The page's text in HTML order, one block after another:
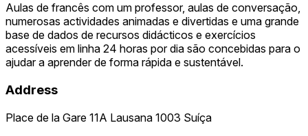
Aulas de francês com um professor, aulas de conversação,
numerosas actividades animadas e divertidas e uma grande
base de dados de recursos didácticos e exercícios
acessíveis em linha 24 horas por dia são concebidas para o
ajudar a aprender de forma rápida e sustentável.
Address
Place de la Gare 11A Lausana 1003 Suíça